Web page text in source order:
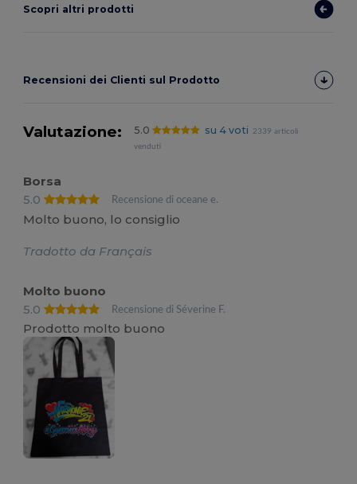
Scopri altri prodotti
Recensioni dei Clienti sul Prodotto
Valutazione: 5.0 su 4 voti
2339 articoli
venduti
Borsa
5.0
Recensione di oceane e.
Molto buono, lo consiglio
Tradotto da Français
Molto buono
5.0
Recensione di Séverine F.
Prodotto molto buono